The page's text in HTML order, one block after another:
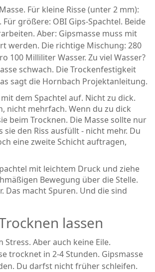
Für kleine Risse (unter 2 mm):
Für größere: OBI Gips-Spachtel. Beide
Aber: Gipsmasse muss mit
werden. Die richtige Mischung: 280
100 Milliliter Wasser. Zu viel Wasser?
schwach. Die Trockenfestigkeit
sagt die Hornbach Projektanleitung.
dem Spachtel auf. Nicht zu dick.
nicht mehrfach. Wenn du zu dick
beim Trocknen. Die Masse sollte nur
sie den Riss ausfüllt - nicht mehr. Du
eine zweite Schicht auftragen,
mit leichtem Druck und ziehe
Bewegung über die Stelle.
Das macht Spuren. Und die sind
lassen
Stress. Aber auch keine Eile.
trocknet in 2-4 Stunden. Gipsmasse
Du darfst nicht früher schleifen.